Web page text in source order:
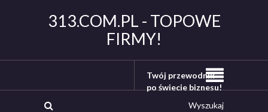
313.COM.PL - TOPOWE
FIRMY!
Twój przewodnik
po świecie biznesu!